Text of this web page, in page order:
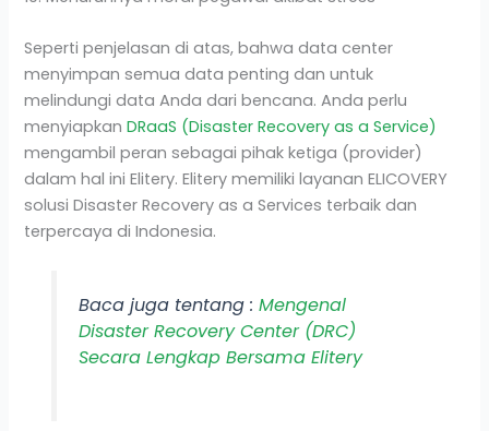
Seperti penjelasan di atas, bahwa data center
menyimpan semua data penting dan untuk
melindungi data Anda dari bencana. Anda perlu
menyiapkanDRaaS (Disaster Recovery as a Service)
mengambil peran sebagai pihak ketiga (provider)
dalam hal ini Elitery. Elitery memiliki layanan ELICOVERY
solusi Disaster Recovery as a Services terbaik dan
terpercaya di Indonesia.
Baca juga tentang : Mengenal
Disaster Recovery Center (DRC)
Secara Lengkap Bersama Elitery